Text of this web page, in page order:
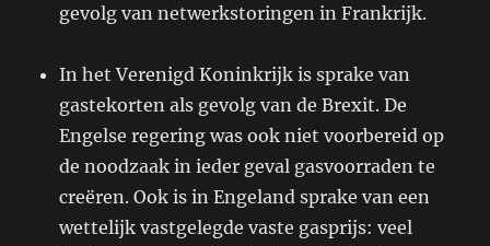
gevolg van netwerkstoringen in Frankrijk.
In het Verenigd Koninkrijk is sprake van
gastekorten als gevolg van de Brexit. De
Engelse regering was ook niet voorbereid op
de noodzaak in ieder geval gasvoorraden te
creëren. Ook is in Engeland sprake van een
wettelijk vastgelegde vaste gasprijs: veel